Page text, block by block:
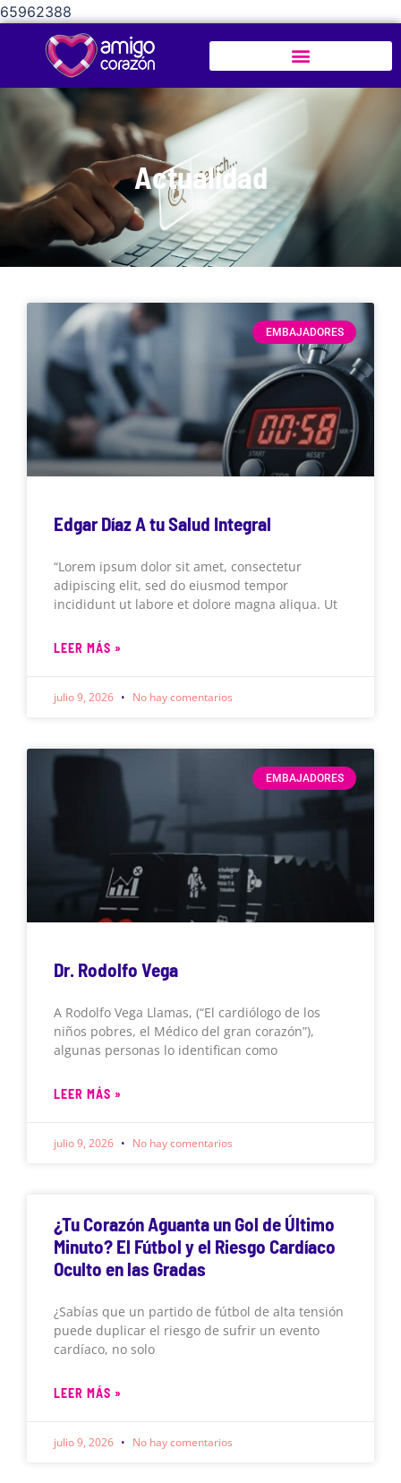
65962388
Actualidad
EMBAJADORES
Edgar Díaz A tu Salud Integral
“Lorem ipsum dolor sit amet, consectetur
adipiscing elit, sed do eiusmod tempor
incididunt ut labore et dolore magna aliqua. Ut
LEER MÁS »
julio 9, 2026 No hay comentarios
EMBAJADORES
Dr. Rodolfo Vega
A Rodolfo Vega Llamas, (“El cardiólogo de los
niños pobres, el Médico del gran corazón”),
algunas personas lo identifican como
LEER MÁS »
julio 9, 2026 No hay comentarios
¿Tu Corazón Aguanta un Gol de Último
Minuto? El Fútbol y el Riesgo Cardíaco
Oculto en las Gradas
¿Sabías que un partido de fútbol de alta tensión
puede duplicar el riesgo de sufrir un evento
cardíaco, no solo
LEER MÁS »
julio 9, 2026 No hay comentarios